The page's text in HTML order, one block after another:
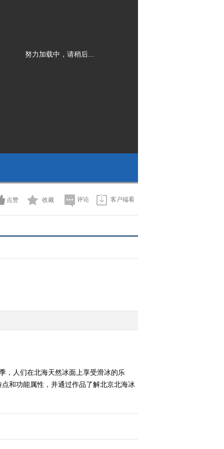
努力加载中，请稍后...
点赞 收藏 评论 客户端看
，人们在北海天然冰面上享受滑冰的乐
和功能属性，并通过作品了解北京北海冰